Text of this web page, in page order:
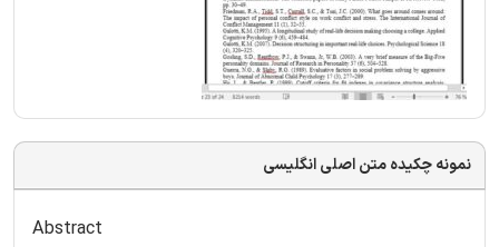
نمونه چکیده متن اصلی انگلیسی
Abstract